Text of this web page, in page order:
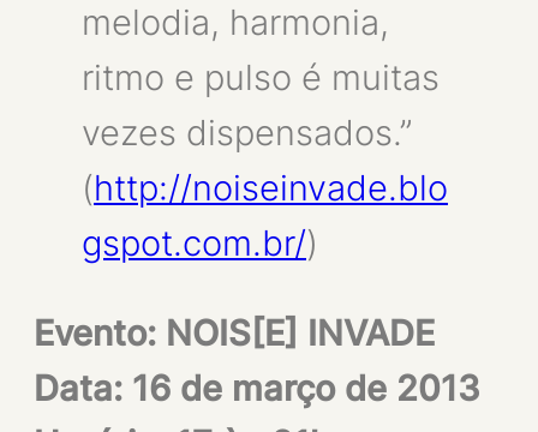
melodia, harmonia,
ritmo e pulso é muitas
vezes dispensados.”
(http://noiseinvade.blo
gspot.com.br/)
Evento: NOIS[E] INVADE
Data: 16 de março de 2013